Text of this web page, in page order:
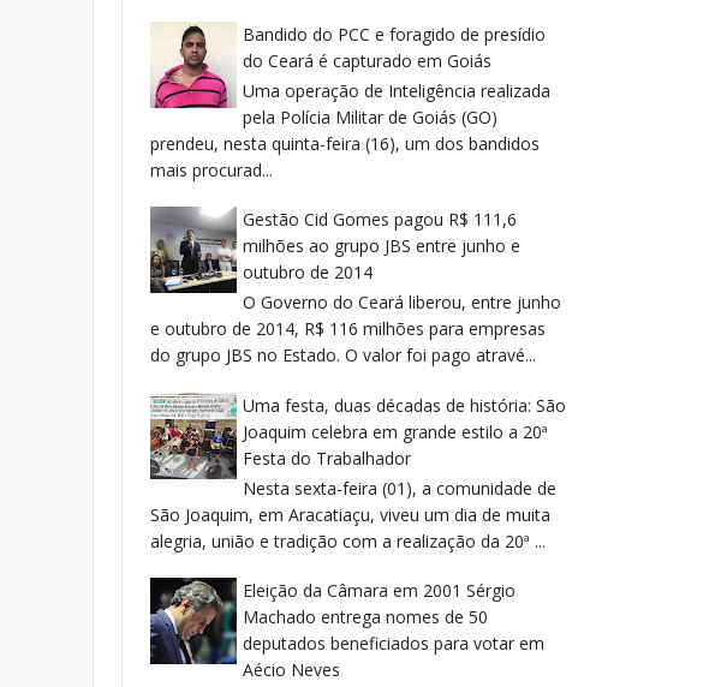
Bandido do PCC e foragido de presídio
do Ceará é capturado em Goiás
Uma operação de Inteligência realizada
pela Polícia Militar de Goiás (GO)
prendeu, nesta quinta-feira (16), um dos bandidos
mais procurad...
Gestão Cid Gomes pagou R$ 111,6
milhões ao grupo JBS entre junho e
outubro de 2014
O Governo do Ceará liberou, entre junho
e outubro de 2014, R$ 116 milhões para empresas
do grupo JBS no Estado. O valor foi pago atravé...
Uma festa, duas décadas de história: São
Joaquim celebra em grande estilo a 20ª
Festa do Trabalhador
Nesta sexta-feira (01), a comunidade de
São Joaquim, em Aracatiaçu, viveu um dia de muita
alegria, união e tradição com a realização da 20ª ...
Eleição da Câmara em 2001 Sérgio
Machado entrega nomes de 50
deputados beneficiados para votar em
Aécio Neves